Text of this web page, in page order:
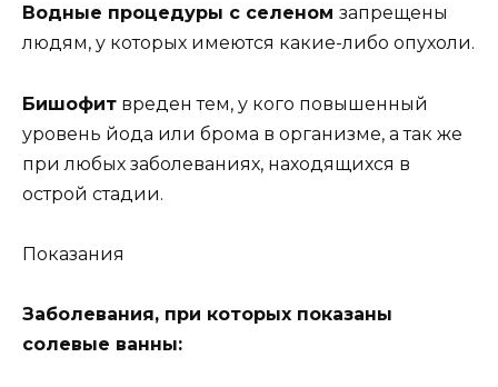
Водные процедуры с селеном запрещены
людям, у которых имеются какие-либо опухоли.
Бишофит вреден тем, у кого повышенный
уровень йода или брома в организме, а так же
при любых заболеваниях, находящихся в
острой стадии.
Показания
Заболевания, при которых показаны
солевые ванны: